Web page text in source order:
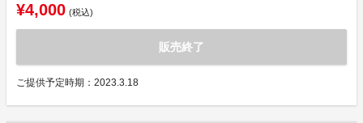
¥4,000 (税込)
販売終了
ご提供予定時期：2023.3.18